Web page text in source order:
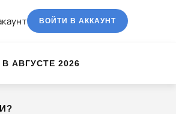
ВОЙТИ В АККАУНТ
АВГУСТЕ 2026